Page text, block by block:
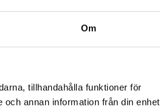
Om
tillhandahålla funktioner för
annan information från din enhet